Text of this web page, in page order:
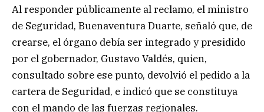
Al responder públicamente al reclamo, el ministro
de Seguridad, Buenaventura Duarte, señaló que, de
crearse, el órgano debía ser integrado y presidido
por el gobernador, Gustavo Valdés, quien,
consultado sobre ese punto, devolvió el pedido a la
cartera de Seguridad, e indicó que se constituya
con el mando de las fuerzas regionales.